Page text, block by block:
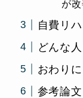
が
自費リ
どんな
おわり
参考論文